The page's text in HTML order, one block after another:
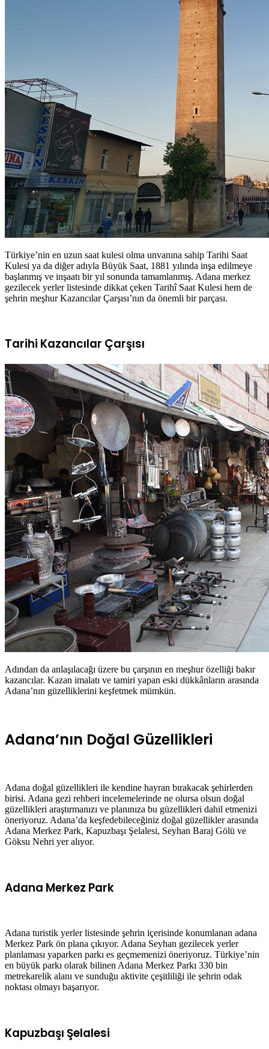
Türkiye’nin en uzun saat kulesi olma unvanına sahip Tarihi Saat
Kulesi ya da diğer adıyla Büyük Saat, 1881 yılında inşa edilmeye
başlanmış ve inşaatı bir yıl sonunda tamamlanmış. Adana merkez
gezilecek yerler listesinde dikkat çeken Tarihî Saat Kulesi hem de
şehrin meşhur Kazancılar Çarşısı’nın da önemli bir parçası.
Tarihi Kazancılar Çarşısı
Adından da anlaşılacağı üzere bu çarşının en meşhur özelliği bakır
kazancılar. Kazan imalatı ve tamiri yapan eski dükkânların arasında
Adana’nın güzelliklerini keşfetmek mümkün.
Adana’nın Doğal Güzellikleri
Adana doğal güzellikleri ile kendine hayran bırakacak şehirlerden
birisi. Adana gezi rehberi incelemelerinde ne olursa olsun doğal
güzellikleri araştırmanızı ve planınıza bu güzellikleri dahil etmenizi
öneriyoruz. Adana’da keşfedebileceğiniz doğal güzellikler arasında
Adana Merkez Park, Kapuzbaşı Şelalesi, Seyhan Baraj Gölü ve
Göksu Nehri yer alıyor.
Adana Merkez Park
Adana turistik yerler listesinde şehrin içerisinde konumlanan adana
Merkez Park ön plana çıkıyor. Adana Seyhan gezilecek yerler
planlaması yaparken parkı es geçmemenizi öneriyoruz. Türkiye’nin
en büyük parkı olarak bilinen Adana Merkez Parkı 330 bin
metrekarelik alanı ve sunduğu aktivite çeşitliliği ile şehrin odak
noktası olmayı başarıyor.
Kapuzbaşı Şelalesi